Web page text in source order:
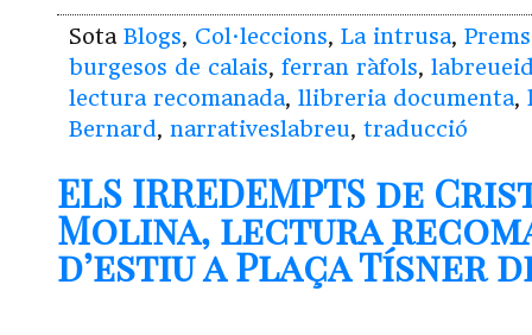
Sota Blogs, Col·leccions, La intrusa,
burgesos de calais, ferran ràfols,
lectura recomanada, llibreria documenta,
Bernard, narrativeslabreu, traducció
ELS IRREDEMPTS de
Molina, lectura
d’estiu a Plaça Tísner